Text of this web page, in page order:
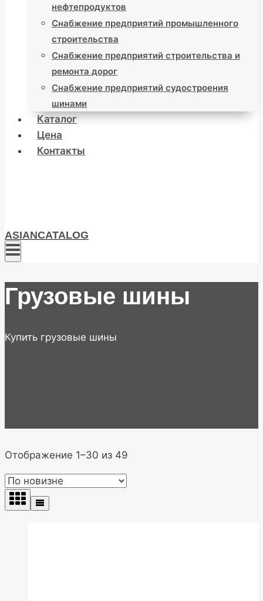
нефтепродуктов
Снабжение предприятий промышленного
строительства
Снабжение предприятий строительства и
ремонта дорог
Снабжение предприятий судостроения
шинами
Каталог
Цена
Контакты
ASIANCATALOG
Грузовые шины
Купить грузовые шины
Отображение 1–30 из 49